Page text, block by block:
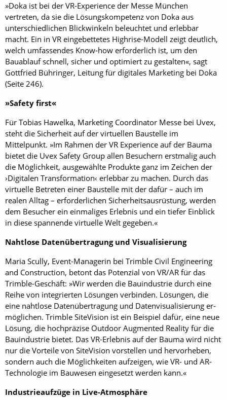
»Doka ist bei der VR-Experience der Messe München
vertreten, da sie die Lösungskompetenz von Doka aus
unterschiedlichen Blickwinkeln be­leuchtet und erlebbar
macht. Ein in VR eingebettetes Highrise-Modell zeigt deutlich,
welch umfassendes Know-how erforderlich ist, um den
Bauablauf schnell, sicher und optimiert zu gestalten«, sagt
Gottfried Bühringer, Leitung für digitales Marketing bei Doka
(Seite 246).
»Safety first«
Für Tobias Hawelka, Marketing Coordinator Messe bei Uvex,
steht die Sicherheit auf der virtuellen Baustelle im
Mittelpunkt. »Im Rahmen der VR Experience auf der Bauma
bietet die Uvex Safety Group allen Besuchern erstmalig auch
die Möglichkeit, ausgewählte Produkte ganz im Zeichen der
›Digitalen Transformation‹ erlebbar zu machen. Durch das
virtuelle Betreten einer Baustelle mit der dafür – auch im
realen Alltag – erforderlichen Sicherheitsausrüstung, werden
dem Besucher ein einmaliges Erlebnis und ein tiefer Einblick
in diese spannende virtuelle Welt gegeben.«
Nahtlose Datenübertragung und Visualisierung
Maria Scully, Event-Managerin bei Trimble Civil Engineering
and Construction, betont das Potenzial von VR/AR für das
Trimble-Geschäft: »Wir werden die Bauindustrie durch eine
Reihe von integrierten Lösungen verbinden. Lösungen, die
eine nahtlose Datenübertragung und Datenvisualisierung er­
möglichen. Trimble SiteVision ist ein Beispiel dafür, eine neue
Lösung, die hochpräzise Outdoor Augmented Reality für die
Bauindustrie bietet. Das VR-Erlebnis auf der Bauma wird nicht
nur die Vorteile von SiteVision vorstellen und hervorheben,
sondern auch die Möglichkeiten aufzeigen, wie VR- und AR-
Technologie im Bauwesen eingesetzt werden kann.«
Industrieaufzüge in Live-Atmosphäre